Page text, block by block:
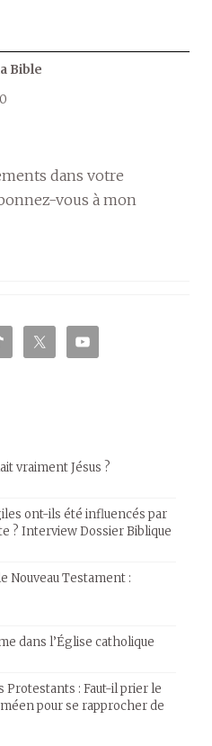
Bible
dans votre
vous à mon
vraiment Jésus ?
ont-ils été influencés par
? Interview Dossier Biblique
Nouveau Testament :
dans l’Église catholique
Protestants : Faut-il prier le
pour se rapprocher de